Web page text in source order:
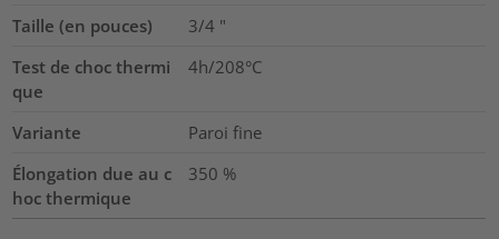
Taille (en pouces) 3/4 "
Test de choc thermi
que
4h/208°C
Variante
Paroi fine
Élongation due au c
hoc thermique
350 %